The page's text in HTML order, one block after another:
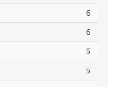
6
6
5
5